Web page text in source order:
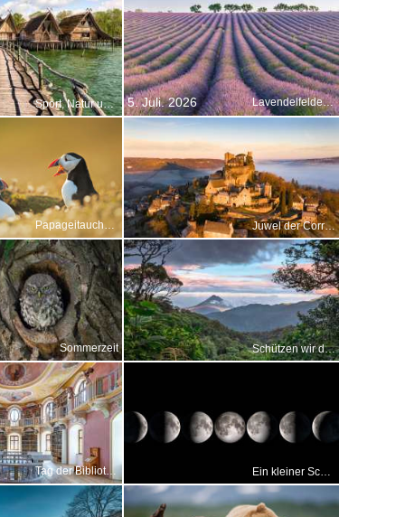
Sport, Natur und Kultur 5. Juli. 2026 Lavendelfelder, Plateau de Valensole, Provence, Frankreich
Papageitaucher, Wales Juwel der Corrèze
Sommerzeit Schützen wir die biologische Vielfalt unserer Heimat
Tag der Bibliotheken Ein kleiner Schritt für die Menschheit